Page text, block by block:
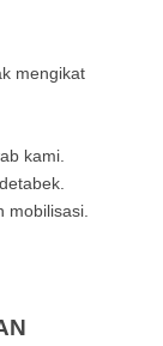
mengikat
kami.
mobilisasi.